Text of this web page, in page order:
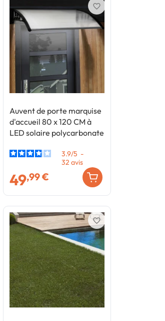
Auvent de porte marquise
d'accueil 80 x 120 CM à
LED solaire polycarbonate
3.9/5 -
32 avis
49,99 €
favorite_border
favorite_border